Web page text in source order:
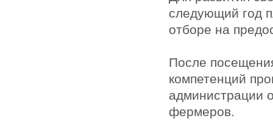
следующий год
отборе на
После
компетенций
администрации
фермеров.